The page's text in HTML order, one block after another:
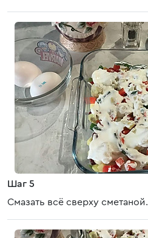
Шаг 5
Смазать всё сверху сметаной.